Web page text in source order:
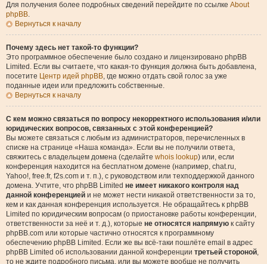
Для получения более подробных сведений перейдите по ссылке About
phpBB.
Вернуться к началу
Почему здесь нет такой-то функции?
Это программное обеспечение было создано и лицензировано phpBB
Limited. Если вы считаете, что какая-то функция должна быть добавлена,
посетите Центр идей phpBB, где можно отдать свой голос за уже
поданные идеи или предложить собственные.
Вернуться к началу
С кем можно связаться по вопросу некорректного использования и/или
юридических вопросов, связанных с этой конференцией?
Вы можете связаться с любым из администраторов, перечисленных в
списке на странице «Наша команда». Если вы не получили ответа,
свяжитесь с владельцем домена (сделайте whois lookup) или, если
конференция находится на бесплатном домене (например, chat.ru,
Yahoo!, free.fr, f2s.com и т. п.), с руководством или техподдержкой данного
домена. Учтите, что phpBB Limited не имеет никакого контроля над
данной конференцией и не может нести никакой ответственности за то,
кем и как данная конференция используется. Не обращайтесь к phpBB
Limited по юридическим вопросам (о приостановке работы конференции,
ответственности за неё и т. д.), которые не относятся напрямую к сайту
phpBB.com или которые частично относятся к программному
обеспечению phpBB Limited. Если же вы всё-таки пошлёте email в адрес
phpBB Limited об использовании данной конференции третьей стороной,
то не ждите подробного письма, или вы можете вообще не получить